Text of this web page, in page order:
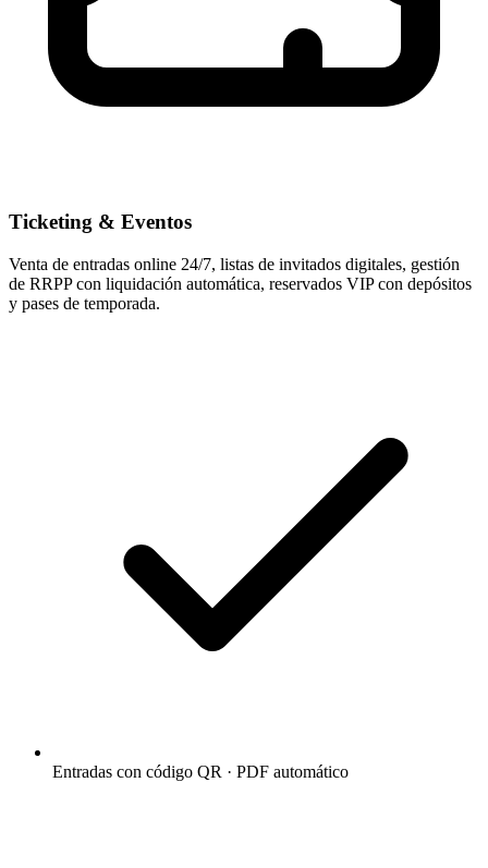
Ticketing & Eventos
Venta de entradas online 24/7, listas de invitados digitales, gestión
de RRPP con liquidación automática, reservados VIP con depósitos
y pases de temporada.
Entradas con código QR · PDF automático